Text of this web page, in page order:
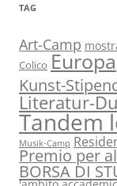
TAG
Art-Camp
Colico Europa
Kunst-
Literatur-
Tandem
Musik-Camp
Premio per
BORSA DI